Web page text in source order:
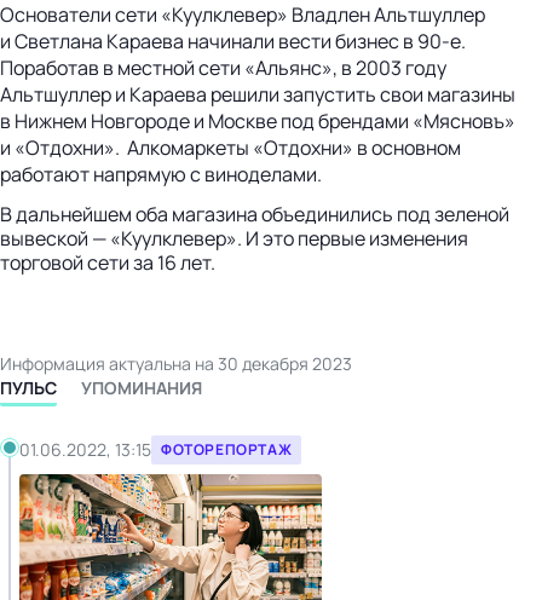
Основатели сети «Куулклевер» Владлен Альтшуллер
и Светлана Караева начинали вести бизнес в 90-е.
Поработав в местной сети «Альянс», в 2003 году
Альтшуллер и Караева решили запустить свои магазины
в Нижнем Новгороде и Москве под брендами «Мясновъ»
и «Отдохни». Алкомаркеты «Отдохни» в основном
работают напрямую с виноделами.
В дальнейшем оба магазина объединились под зеленой
вывеской — «Куулклевер». И это первые изменения
торговой сети за 16 лет.
Информация актуальна на 30 декабря 2023
ПУЛЬС
УПОМИНАНИЯ
01.06.2022, 13:15 ФОТОРЕПОРТАЖ